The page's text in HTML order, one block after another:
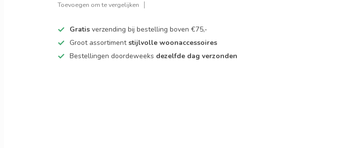
Toevoegen om te vergelijken
Gratis verzending bij bestelling boven €75,-
Groot assortiment stijlvolle woonaccessoires
Bestellingen doordeweeks dezelfde dag verzonden